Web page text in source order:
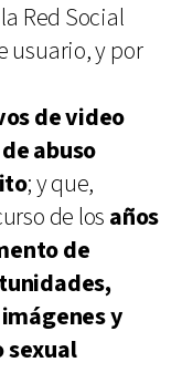
Red Social
usuario, y por
de video
abuso
; y que,
de los años
de
y
sexual